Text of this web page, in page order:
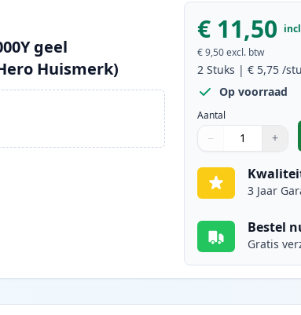
geel
Huismerk)
€ 11,50
€ 9,50 excl. btw
2 Stuks |€ 5,75 /
Op voorraad
Aantal
Aantal
Gebruik de
− +
Aantal 1
3 Jaar
Bestel
Gratis